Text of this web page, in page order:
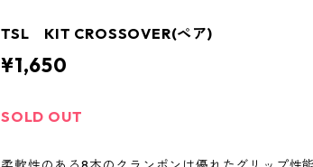
TSL KIT CROSSOVER(ペア)
¥1,650
SOLD OUT